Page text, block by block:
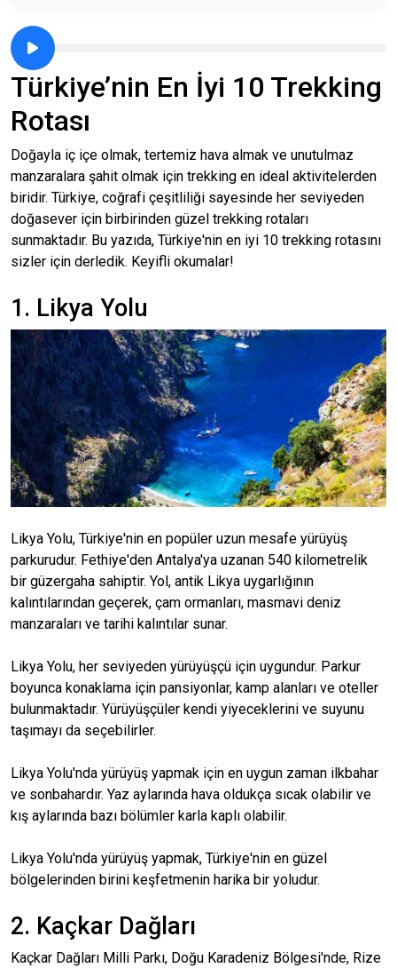
Türkiye’nin En İyi 10 Trekking
Rotası
Doğayla iç içe olmak, tertemiz hava almak ve unutulmaz
manzaralara şahit olmak için trekking en ideal aktivitelerden
biridir. Türkiye, coğrafi çeşitliliği sayesinde her seviyeden
doğasever için birbirinden güzel trekking rotaları
sunmaktadır. Bu yazıda, Türkiye'nin en iyi 10 trekking rotasını
sizler için derledik. Keyifli okumalar!
1. Likya Yolu
Likya Yolu, Türkiye'nin en popüler uzun mesafe yürüyüş
parkurudur. Fethiye'den Antalya'ya uzanan 540 kilometrelik
bir güzergaha sahiptir. Yol, antik Likya uygarlığının
kalıntılarından geçerek, çam ormanları, masmavi deniz
manzaraları ve tarihi kalıntılar sunar.
Likya Yolu, her seviyeden yürüyüşçü için uygundur. Parkur
boyunca konaklama için pansiyonlar, kamp alanları ve oteller
bulunmaktadır. Yürüyüşçüler kendi yiyeceklerini ve suyunu
taşımayı da seçebilirler.
Likya Yolu'nda yürüyüş yapmak için en uygun zaman ilkbahar
ve sonbahardır. Yaz aylarında hava oldukça sıcak olabilir ve
kış aylarında bazı bölümler karla kaplı olabilir.
Likya Yolu'nda yürüyüş yapmak, Türkiye'nin en güzel
bölgelerinden birini keşfetmenin harika bir yoludur.
2. Kaçkar Dağları
Kaçkar Dağları Milli Parkı, Doğu Karadeniz Bölgesi'nde, Rize